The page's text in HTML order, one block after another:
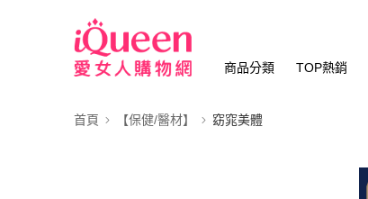
商品分類 TOP熱銷
首頁 【保健/醫材】 窈窕美體